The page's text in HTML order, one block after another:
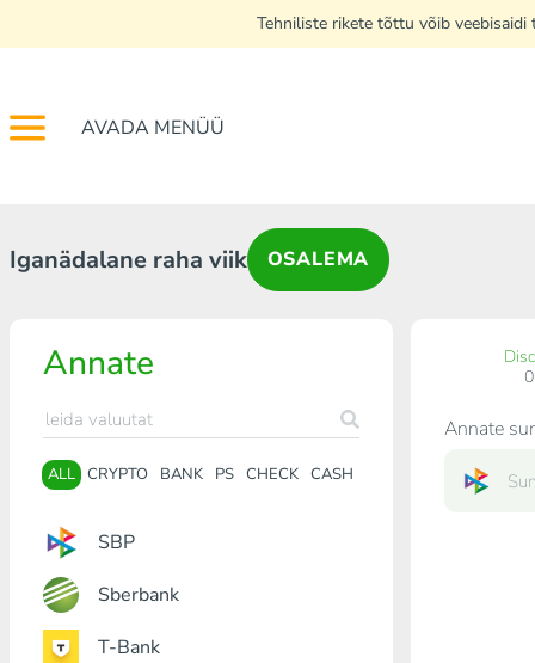
Tehniliste rikete tõttu võib veebisaidi
AVADA MENÜÜ
Iganädalane raha viik OSALEMA
Annate
ALL CRYPTO BANK PS CHECK CASH
SBP
Sberbank
T-Bank
Annate